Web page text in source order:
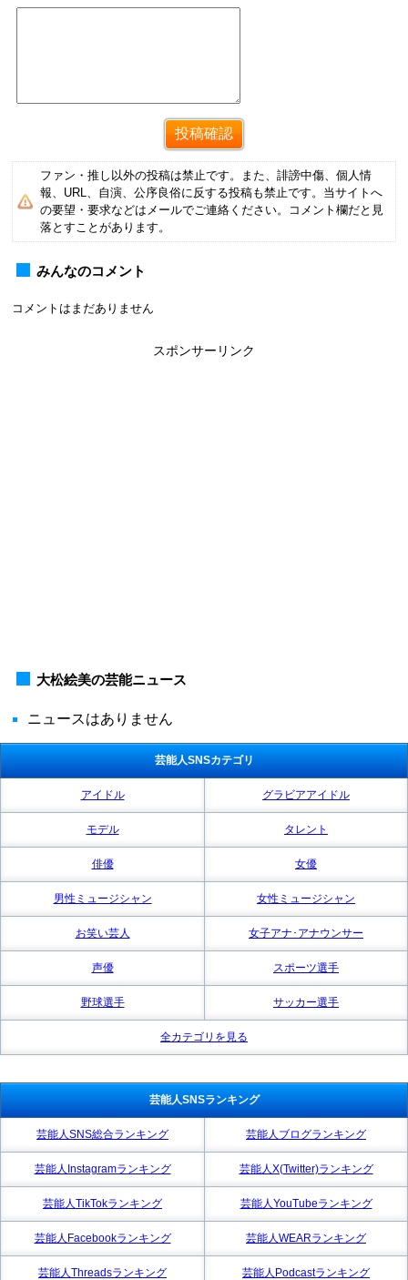
ファン・推し以外の投稿は禁止です。また、誹謗中傷、個人情
報、URL、自演、公序良俗に反する投稿も禁止です。当サイトへ
の要望・要求などはメールでご連絡ください。コメント欄だと見
落とすことがあります。
みんなのコメント
コメントはまだありません
スポンサーリンク
大松絵美の芸能ニュース
ニュースはありません
芸能人SNSカテゴリ
アイドル グラビアアイドル
モデル タレント
俳優 女優
男性ミュージシャン 女性ミュージシャン
お笑い芸人 女子アナ･アナウンサー
声優 スポーツ選手
野球選手 サッカー選手
全カテゴリを見る
芸能人SNSランキング
芸能人SNS総合ランキング 芸能人ブログランキング
芸能人Instagramランキング 芸能人X(Twitter)ランキング
芸能人TikTokランキング 芸能人YouTubeランキング
芸能人Facebookランキング 芸能人WEARランキング
芸能人Threadsランキング 芸能人Podcastランキング